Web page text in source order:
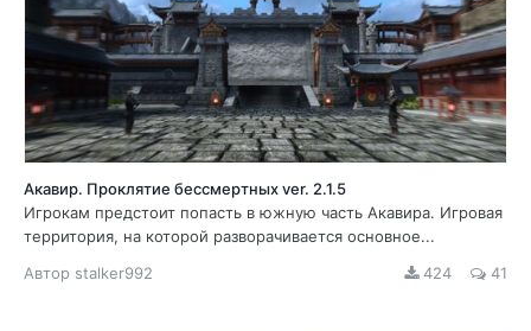
Акавир. Проклятие бессмертных ver. 2.1.5
Игрокам предстоит попасть в южную часть Акавира. Игровая
территория, на которой разворачивается основное...
Автор stalker992 424 41